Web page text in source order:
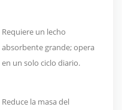
Requiere un lecho
absorbente grande; opera
en un solo ciclo diario.
Reduce la masa del